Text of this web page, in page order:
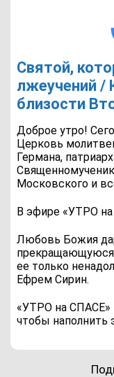
Святой,
лжеучений /
близости
Доброе утро!
Церковь
Германа,
Московского и
В эфире «УТРО
Любовь Божия
ее только
Ефрем Сирин.
«УТРО на СПАСЕ»
чтобы наполнить